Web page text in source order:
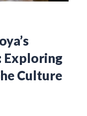
Exploring
Culture